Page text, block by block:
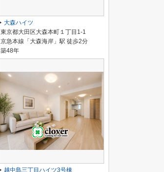
大森ハイツ
東京都大田区大森本町１丁目1-1
京急本線「大森海岸」駅 徒歩2分
築48年
越中島三丁目ハイツ3号棟